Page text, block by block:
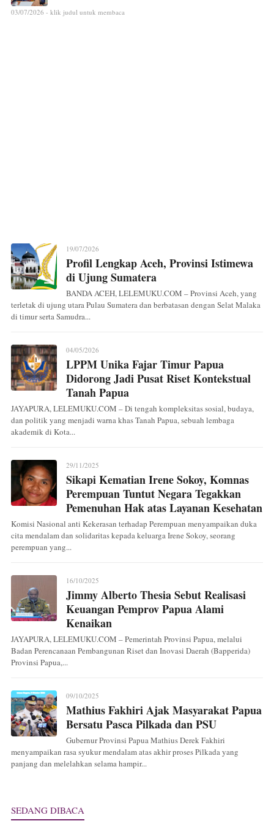
03/07/2026 - klik judul untuk membaca
19/07/2026
Profil Lengkap Aceh, Provinsi Istimewa
di Ujung Sumatera
BANDA ACEH, LELEMUKU.COM – Provinsi Aceh, yang
terletak di ujung utara Pulau Sumatera dan berbatasan dengan Selat Malaka
di timur serta Samudra...
04/05/2026
LPPM Unika Fajar Timur Papua
Didorong Jadi Pusat Riset Kontekstual
Tanah Papua
JAYAPURA, LELEMUKU.COM – Di tengah kompleksitas sosial, budaya,
dan politik yang menjadi warna khas Tanah Papua, sebuah lembaga
akademik di Kota...
29/11/2025
Sikapi Kematian Irene Sokoy, Komnas
Perempuan Tuntut Negara Tegakkan
Pemenuhan Hak atas Layanan Kesehatan
Komisi Nasional anti Kekerasan terhadap Perempuan menyampaikan duka
cita mendalam dan solidaritas kepada keluarga Irene Sokoy, seorang
perempuan yang...
16/10/2025
Jimmy Alberto Thesia Sebut Realisasi
Keuangan Pemprov Papua Alami
Kenaikan
JAYAPURA, LELEMUKU.COM – Pemerintah Provinsi Papua, melalui
Badan Perencanaan Pembangunan Riset dan Inovasi Daerah (Bapperida)
Provinsi Papua,...
09/10/2025
Mathius Fakhiri Ajak Masyarakat Papua
Bersatu Pasca Pilkada dan PSU
Gubernur Provinsi Papua Mathius Derek Fakhiri
menyampaikan rasa syukur mendalam atas akhir proses Pilkada yang
panjang dan melelahkan selama hampir...
SEDANG DIBACA